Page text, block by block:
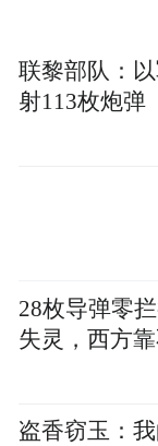
右起：卡尔
崎幸、基努·
联黎部队：
射113枚炮弹
28枚导弹零
失灵，西方
盗香窃玉：